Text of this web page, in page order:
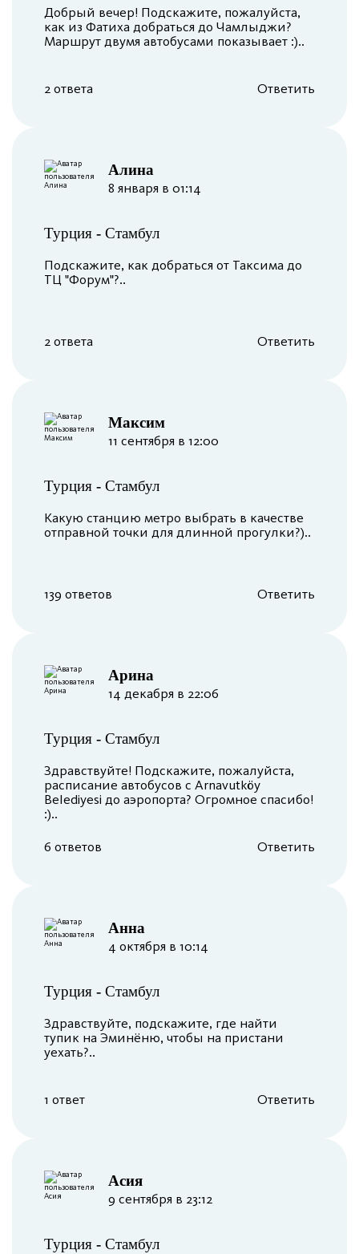
Добрый вечер! Подскажите, пожалуйста,
как из Фатиха добраться до Чамлыджи?
Маршрут двумя автобусами показывает :)..
2 ответа Ответить
Алина
8 января в 01:14
Турция - Стамбул
Подскажите, как добраться от Таксима до
ТЦ "Форум"?..
2 ответа Ответить
Максим
11 сентября в 12:00
Турция - Стамбул
Какую станцию метро выбрать в качестве
отправной точки для длинной прогулки?)..
139 ответов Ответить
Арина
14 декабря в 22:06
Турция - Стамбул
Здравствуйте! Подскажите, пожалуйста,
расписание автобусов с Arnavutköy
Belediyesi до аэропорта? Огромное спасибо!
:)..
6 ответов Ответить
Анна
4 октября в 10:14
Турция - Стамбул
Здравствуйте, подскажите, где найти
тупик на Эминёню, чтобы на пристани
уехать?..
1 ответ Ответить
Асия
9 сентября в 23:12
Турция - Стамбул